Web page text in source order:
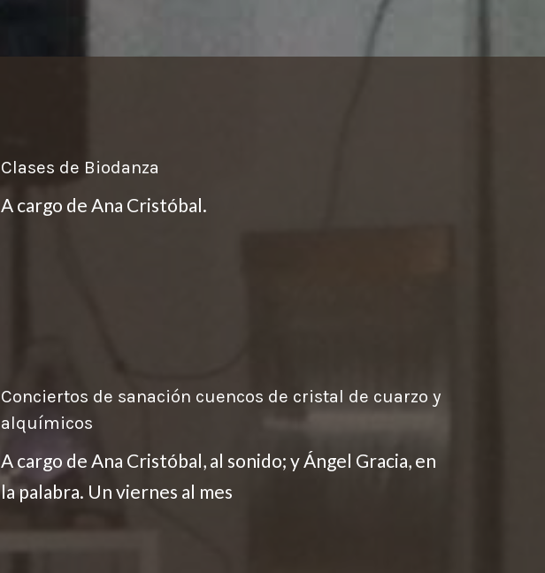
Clases de Biodanza
A cargo de Ana Cristóbal.
Conciertos de sanación cuencos de cristal de cuarzo y
alquímicos
A cargo de Ana Cristóbal, al sonido; y Ángel Gracia, en
la palabra. Un viernes al mes